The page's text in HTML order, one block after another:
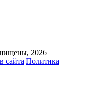
2026
сайта Политика